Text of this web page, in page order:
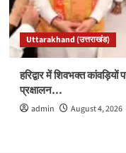
Uttarakhand (उत्तराखंड)
हरिद्वार में शिवभक्त कांवड़ियों
प्रक्षालन…
admin August 4, 2026